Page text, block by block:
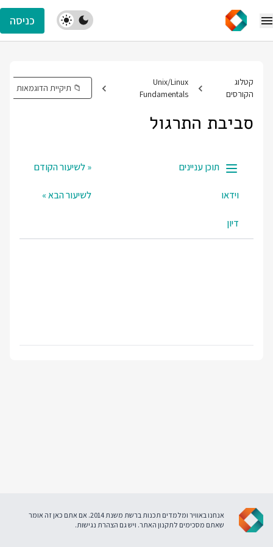
כניסה
קטלוג
הקורסים
Unix/Linux
Fundamentals
📁 תיקיית הדוגמאות
סביבת התרגול
תוכן עניינים
וידאו
דיון
« לשיעור הקודם
לשיעור הבא »
אנחנו באוויר ומלמדים תכנות ברשת משנת 2014. אם אתם כאן זה אומר
שאתם מסכימים לתקנון האתר. ויש גם הצהרת נגישות.